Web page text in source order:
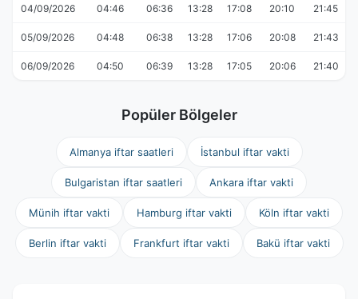
04/09/2026 04:46 06:36 13:28 17:08 20:10 21:45
05/09/2026 04:48 06:38 13:28 17:06 20:08 21:43
06/09/2026 04:50 06:39 13:28 17:05 20:06 21:40
Popüler Bölgeler
Almanya iftar saatleri İstanbul iftar vakti
Bulgaristan iftar saatleri Ankara iftar vakti
Münih iftar vakti Hamburg iftar vakti Köln iftar vakti
Berlin iftar vakti Frankfurt iftar vakti Bakü iftar vakti